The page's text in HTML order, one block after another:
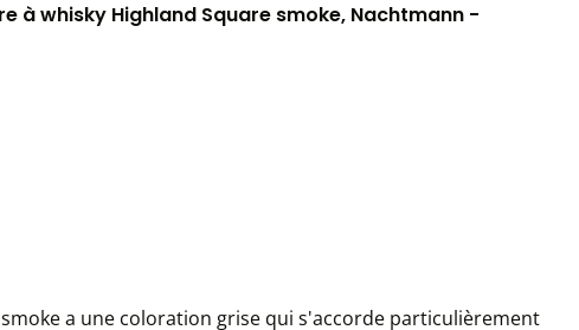
à whisky Highland Square smoke, Nachtmann -
a une coloration grise qui s'accorde particulièrement